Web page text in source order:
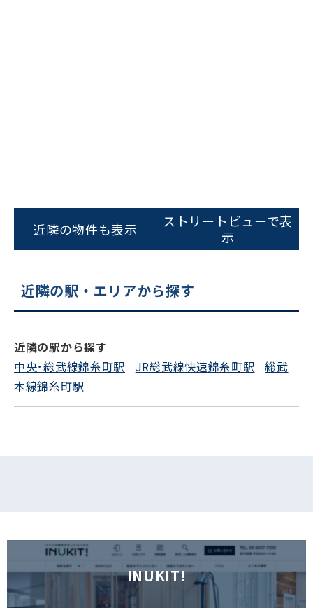
スムーズにご案内できます
0120-620-213
フォームでお問い合わせ
近隣の物件も表示
ストリートビューで表
示
近隣の駅・エリアから探す
近隣の駅から探す
中央･総武線錦糸町駅
JR総武線快速錦糸町駅
総武
本線錦糸町駅
INUKIT!